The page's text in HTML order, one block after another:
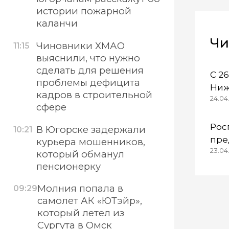
С
истории пожарной
каланчи
11:15
Чиновники ХМАО
выяснили, что нужно
сделать для решения
проблемы дефицита
кадров в строительной
сфере
10:21 В Югорске задержали
курьера мошенников,
который обманул
пенсионерку
09:29Молния попала в
самолет АК «ЮТэйр»,
который летел из
Сургута в Омск